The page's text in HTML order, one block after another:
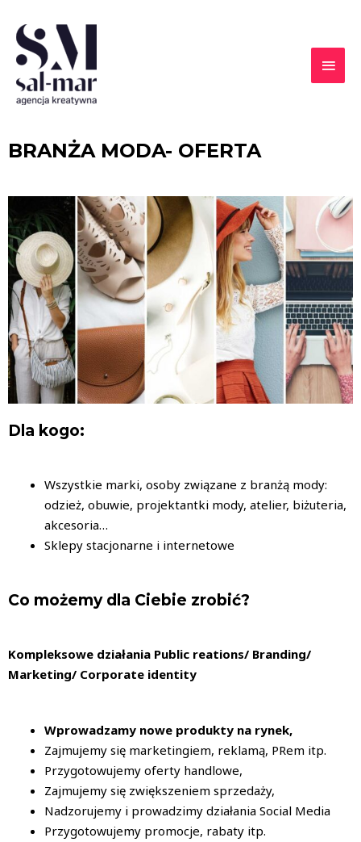
BRANŻA MODA- OFERTA
Dla kogo:
Wszystkie marki, osoby związane z branżą mody:
odzież, obuwie, projektantki mody, atelier, biżuteria,
akcesoria…
Sklepy stacjonarne i internetowe
Co możemy dla Ciebie zrobić?
Kompleksowe działania Public reations/ Branding/
Marketing/ Corporate identity
Wprowadzamy nowe produkty na rynek,
Zajmujemy się marketingiem, reklamą, PRem itp.
Przygotowujemy oferty handlowe,
Zajmujemy się zwiększeniem sprzedaży,
Nadzorujemy i prowadzimy działania Social Media
Przygotowujemy promocje, rabaty itp.